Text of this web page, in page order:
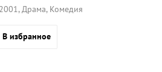
Драма, Комедия
В избранное